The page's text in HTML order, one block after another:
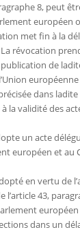
8, peut
européen
met fin à la
révocation
de
dans ladite
la validité des
un acte
européen et au
en vertu de
l’article 43,
européen
dans un